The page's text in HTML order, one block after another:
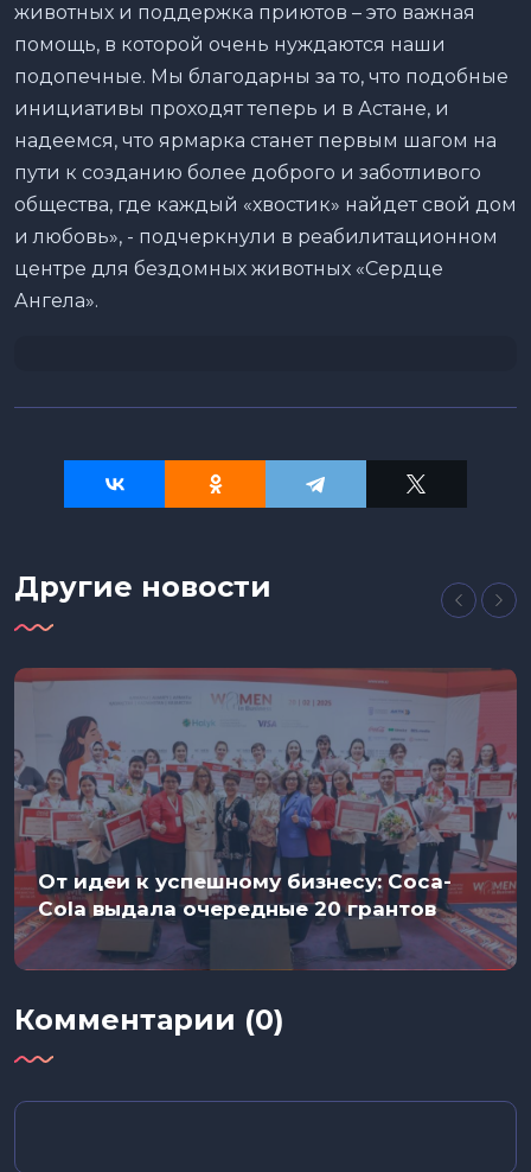
животных и поддержка приютов – это важная
помощь, в которой очень нуждаются наши
подопечные. Мы благодарны за то, что подобные
инициативы проходят теперь и в Астане, и
надеемся, что ярмарка станет первым шагом на
пути к созданию более доброго и заботливого
общества, где каждый «хвостик» найдет свой дом
и любовь», - подчеркнули в реабилитационном
центре для бездомных животных «Сердце
Ангела».
Другие новости
От идеи к успешному бизнесу: Coca-
Cola выдала очередные 20 грантов
Комментарии (0)